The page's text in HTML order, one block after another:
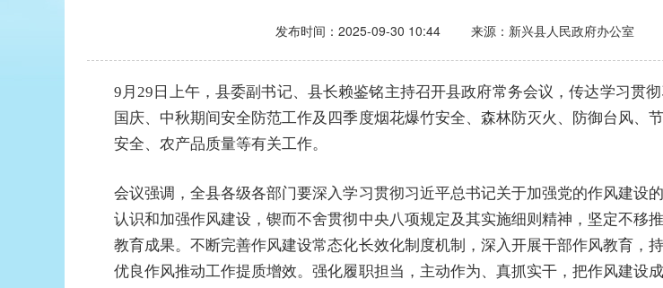
发布时间： 2025-09-30 10:44 来源：新兴县人民政府办公室
9月29日上午，县委副书记、县长赖鉴铭主持召开县政府常务会议，传达学习贯
国庆、中秋期间安全防范工作及四季度烟花爆竹安全、森林防灭火、防御台风、
安全、农产品质量等有关工作。
会议强调，全县各级各部门要深入学习贯彻习近平总书记关于加强党的作风建设
认识和加强作风建设，锲而不舍贯彻中央八项规定及其实施细则精神，坚定不移
教育成果。不断完善作风建设常态化长效化制度机制，深入开展干部作风教育，
优良作风推动工作提质增效。强化履职担当，主动作为、真抓实干，把作风建设